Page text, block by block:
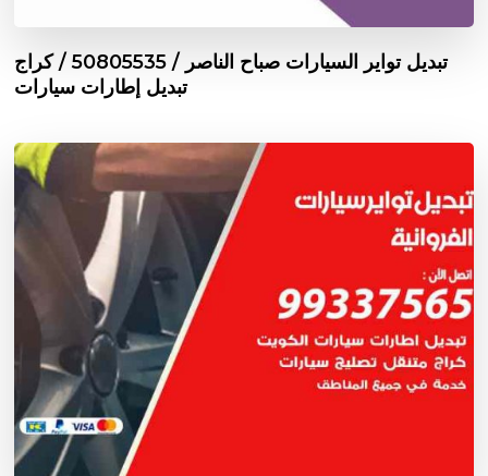
تبديل تواير السيارات صباح الناصر / 50805535‬ / كراج
تبديل إطارات سيارات